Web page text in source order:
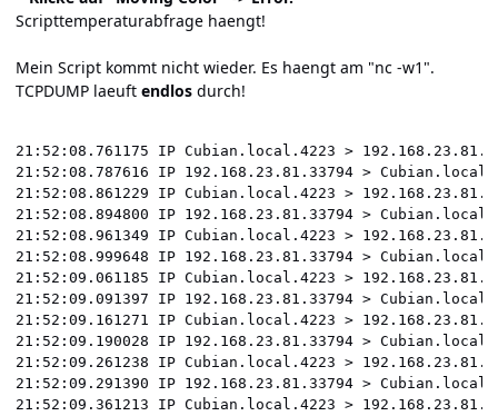
Scripttemperaturabfrage haengt!
Mein Script kommt nicht wieder. Es haengt am "nc -w1".
TCPDUMP laeuft endlos durch!
21:52:08.761175 IP Cubian.local.4223 >
21:52:08.787616 IP 192.168.23.81.33794 >
21:52:08.861229 IP Cubian.local.4223 >
21:52:08.894800 IP 192.168.23.81.33794 >
21:52:08.961349 IP Cubian.local.4223 >
21:52:08.999648 IP 192.168.23.81.33794 >
21:52:09.061185 IP Cubian.local.4223 >
21:52:09.091397 IP 192.168.23.81.33794 >
21:52:09.161271 IP Cubian.local.4223 >
21:52:09.190028 IP 192.168.23.81.33794 >
21:52:09.261238 IP Cubian.local.4223 >
21:52:09.291390 IP 192.168.23.81.33794 >
21:52:09.361213 IP Cubian.local.4223 >